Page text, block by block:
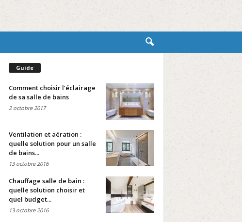
Guide
Comment choisir l’éclairage
de sa salle de bains
2 octobre 2017
Ventilation et aération :
quelle solution pour un salle
de bains...
13 octobre 2016
Chauffage salle de bain :
quelle solution choisir et
quel budget...
13 octobre 2016